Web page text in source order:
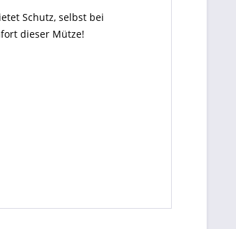
Schutz, selbst bei
dieser Mütze!